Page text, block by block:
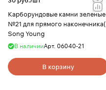
Карборундовые камни зеленые
№21 для прямого наконечника(
Song Young
В наличииАрт. 06040-21
В корзину